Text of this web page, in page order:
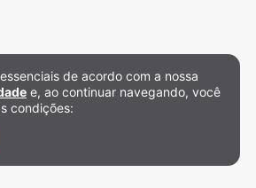
e Cookiesde acordo com a nossa
e, ao continuar navegando, você
condições: